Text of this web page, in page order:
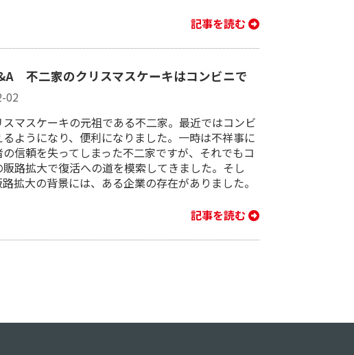
記事を読む
不二家のクリスマスケーキはコンビニで
02
スマスケーキの元祖である不二家。最近ではコンビ
ようになり、便利になりました。一時は不祥事に
の信頼を失ってしまった不二家ですが、それでもコ
販路拡大で復活への道を模索してきました。そし
拡大の背景には、ある企業の存在がありました。
記事を読む